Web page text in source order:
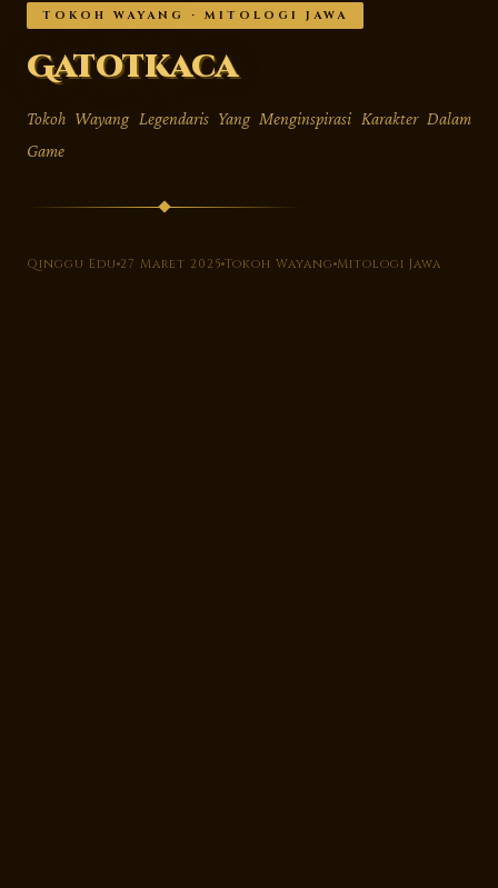
TOKOH WAYANG · MITOLOGI JAWA
Gatotkaca
Tokoh Wayang Legendaris Yang Menginspirasi Karakter Dalam
Game
Qinggu Edu 27 Maret 2025 Tokoh Wayang Mitologi Jawa